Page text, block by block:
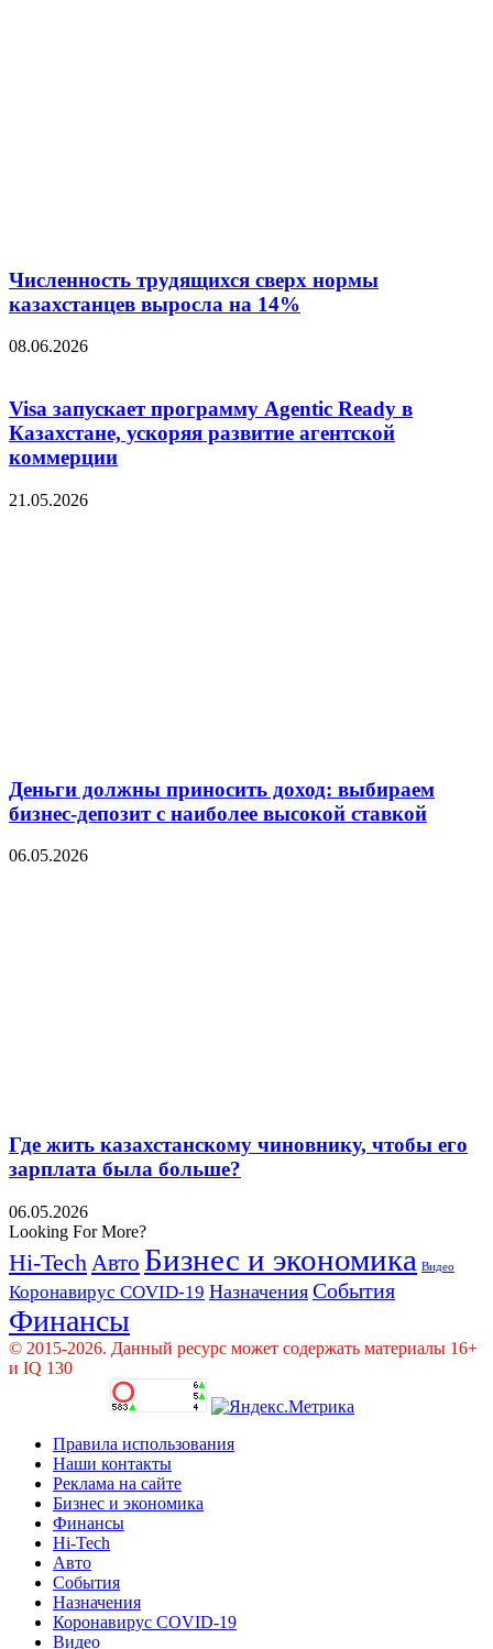
Численность трудящихся сверх нормы
казахстанцев выросла на 14%
08.06.2026
Visa запускает программу Agentic Ready в
Казахстане, ускоряя развитие агентской
коммерции
21.05.2026
Деньги должны приносить доход: выбираем
бизнес-депозит с наиболее высокой ставкой
06.05.2026
Где жить казахстанскому чиновнику, чтобы его
зарплата была больше?
06.05.2026
Looking For More?
Hi-Tech Авто Бизнес и экономика Видео
Коронавирус COVID-19 Назначения События
Финансы
© 2015-2026. Данный ресурс может содержать материалы 16+
и IQ 130
Правила использования
Наши контакты
Реклама на сайте
Бизнес и экономика
Финансы
Hi-Tech
Авто
События
Назначения
Коронавирус COVID-19
Видео